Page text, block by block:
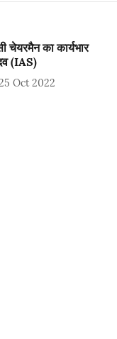
चेयरमैन का कार्यभार
(IAS)
Oct 2022